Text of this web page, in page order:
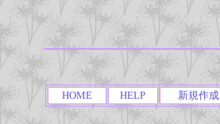
HOME HELP 新規作成